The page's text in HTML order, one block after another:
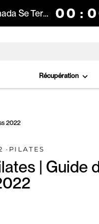
Le Compte À Rebours Est Lancé. Les Soldes De La Fête Du Canada Se Terminent Dans : 00 :
Récupération
2022
· PILATES
| Guide